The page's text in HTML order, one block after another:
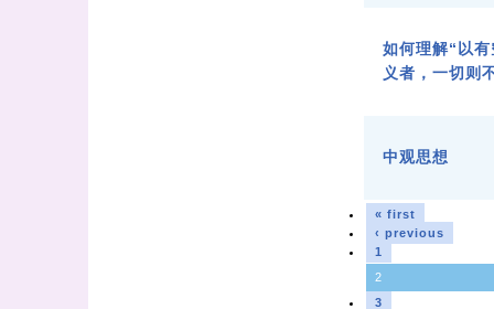
如何理解“以
义者，一切则
中观思想
« first
‹ previous
1
2
3